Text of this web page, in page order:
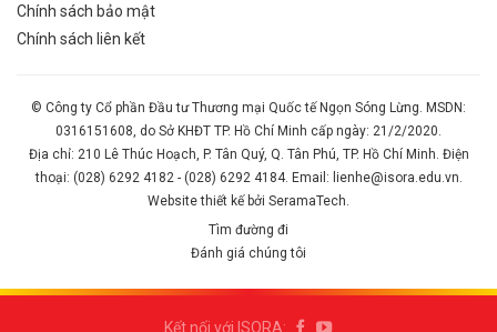
Chính sách bảo mật
Chính sách liên kết
© Công ty Cổ phần Đầu tư Thương mại Quốc tế Ngọn Sóng Lừng. MSDN:
0316151608, do Sở KHĐT TP. Hồ Chí Minh cấp ngày: 21/2/2020.
Địa chỉ: 210 Lê Thúc Hoạch, P. Tân Quý, Q. Tân Phú, TP. Hồ Chí Minh. Điện
thoại: (028) 6292 4182 - (028) 6292 4184. Email: lienhe@isora.edu.vn.
Website thiết kế bởi SeramaTech.
Tìm đường đi
Đánh giá chúng tôi
Kết nối với ISORA: